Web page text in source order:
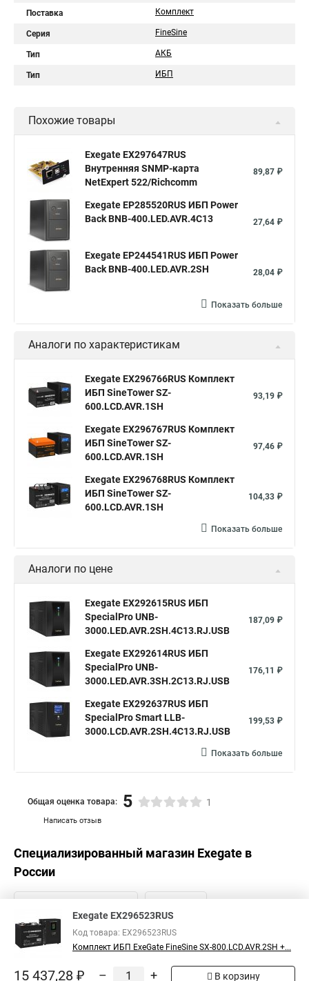
Поставка Комплект
Серия FineSine
Тип АКБ
Тип ИБП
Похожие товары
Exegate EX297647RUS
Внутренняя SNMP-карта
NetExpert 522/Richcomm
89,87 ₽
Exegate EP285520RUS ИБП Power
Back BNB-400.LED.AVR.4C13
27,64 ₽
Exegate EP244541RUS ИБП Power
Back BNB-400.LED.AVR.2SH
28,04 ₽
Показать больше
Аналоги по характеристикам
Exegate EX296766RUS Комплект
ИБП SineTower SZ-
600.LCD.AVR.1SH
93,19 ₽
Exegate EX296767RUS Комплект
ИБП SineTower SZ-
600.LCD.AVR.1SH
97,46 ₽
Exegate EX296768RUS Комплект
ИБП SineTower SZ-
600.LCD.AVR.1SH
104,33 ₽
Показать больше
Аналоги по цене
Exegate EX292615RUS ИБП
SpecialPro UNB-
3000.LED.AVR.2SH.4C13.RJ.USB
187,09 ₽
Exegate EX292614RUS ИБП
SpecialPro UNB-
3000.LED.AVR.3SH.2C13.RJ.USB
176,11 ₽
Exegate EX292637RUS ИБП
SpecialPro Smart LLB-
3000.LCD.AVR.2SH.4C13.RJ.USB
199,53 ₽
Показать больше
Написать отзыв
Общая оценка товара: 5 1
Специализированный магазин Exegate в
России
Exegate EX296523RUS
Код товара: EX296523RUS
Комплект ИБП ExeGate FineSine SX-800.LCD.AVR.2SH +...
15 437,28 ₽ – + В корзину